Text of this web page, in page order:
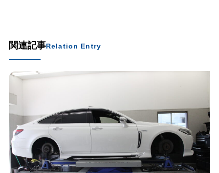
関連記事Relation Entry